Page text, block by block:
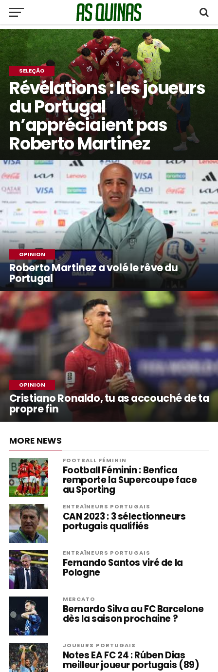
SELEÇÃO
Révélations : les joueurs
du Portugal
n’appréciaient pas
Roberto Martinez
OPINION
Roberto Martinez a volé le rêve du
Portugal
OPINION
Cristiano Ronaldo, tu as accouché de ta
propre fin
MORE NEWS
FOOTBALL FÉMININ
Football Féminin : Benfica
remporte la Supercoupe face
au Sporting
ENTRAÎNEURS PORTUGAIS
CAN 2023 : 3 sélectionneurs
portugais qualifiés
ENTRAÎNEURS PORTUGAIS
Fernando Santos viré de la
Pologne
MERCATO
Bernardo Silva au FC Barcelone
dès la saison prochaine ?
JOUEURS PORTUGAIS
Notes EA FC 24 : Rúben Dias
meilleur joueur portugais (89)